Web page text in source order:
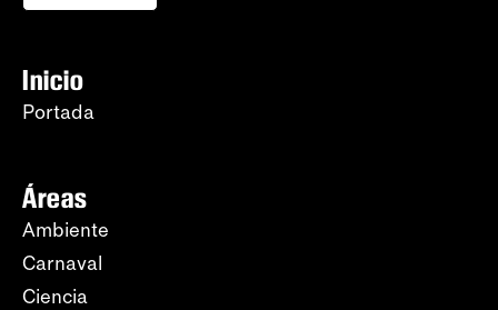
Inicio
Portada
Áreas
Ambiente
Carnaval
Ciencia